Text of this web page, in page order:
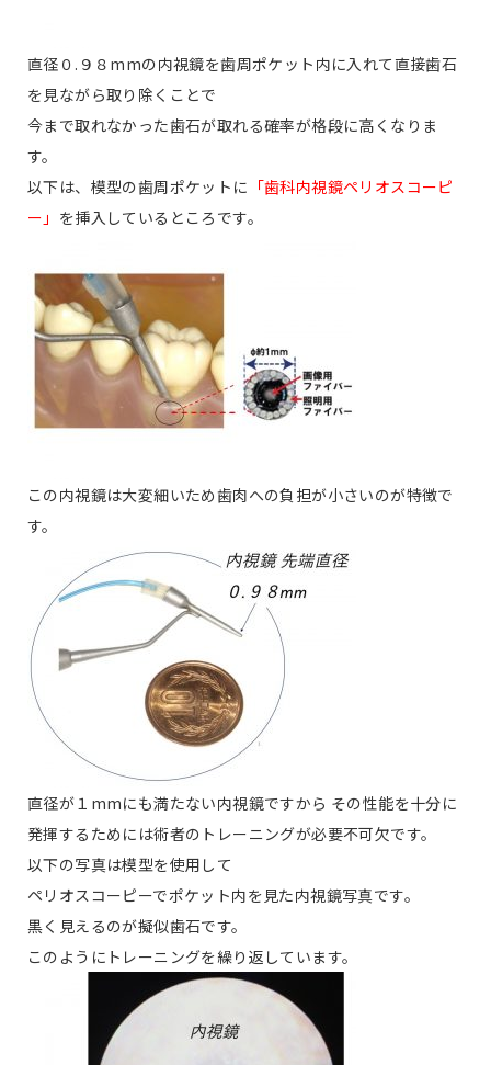
直径０.９８mmの内視鏡を歯周ポケット内に入れて直接歯石
を見ながら取り除くことで
今まで取れなかった歯石が取れる確率が格段に高くなりま
す。
以下は、模型の歯周ポケットに 「歯科内視鏡ペリオスコーピ
ー」 を挿入しているところです。
この内視鏡は大変細いため歯肉への負担が小さいのが特徴で
す。
直径が１mmにも満たない内視鏡ですから その性能を十分に
発揮するためには術者のトレーニングが必要不可欠です。
以下の写真は模型を使用して
ペリオスコーピーでポケット内を見た内視鏡写真です。
黒く見えるのが擬似歯石です。
このようにトレーニングを繰り返しています。